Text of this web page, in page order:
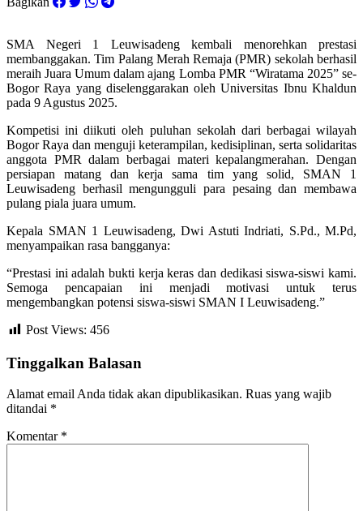
SMA Negeri 1 Leuwisadeng kembali menorehkan prestasi
membanggakan. Tim Palang Merah Remaja (PMR) sekolah berhasil
meraih Juara Umum dalam ajang Lomba PMR “Wiratama 2025” se-
Bogor Raya yang diselenggarakan oleh Universitas Ibnu Khaldun
pada 9 Agustus 2025.
Kompetisi ini diikuti oleh puluhan sekolah dari berbagai wilayah
Bogor Raya dan menguji keterampilan, kedisiplinan, serta solidaritas
anggota PMR dalam berbagai materi kepalangmerahan. Dengan
persiapan matang dan kerja sama tim yang solid, SMAN 1
Leuwisadeng berhasil mengungguli para pesaing dan membawa
pulang piala juara umum.
Kepala SMAN 1 Leuwisadeng, Dwi Astuti Indriati, S.Pd., M.Pd,
menyampaikan rasa bangganya:
“Prestasi ini adalah bukti kerja keras dan dedikasi siswa-siswi kami.
Semoga pencapaian ini menjadi motivasi untuk terus
mengembangkan potensi siswa-siswi SMAN I Leuwisadeng.”
Post Views: 456
Tinggalkan Balasan
Alamat email Anda tidak akan dipublikasikan. Ruas yang wajib
ditandai *
Komentar *